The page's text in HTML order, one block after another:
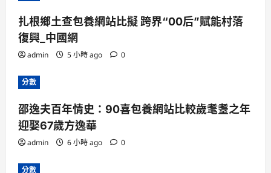
扎根鄉土查包養網站比擬 跨界“00后”賦能村落
復興_中國網
admin 5 小時 ago 0
分數
邵逸夫百年情史：90喜包養網站比較歲耄耋之年
迎娶67歲方逸華
admin 6 小時 ago 0
分數